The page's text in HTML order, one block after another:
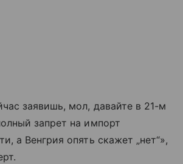
заявишь, мол, давайте в 21-м
запрет на импорт
а Венгрия опять скажет „нет“»,